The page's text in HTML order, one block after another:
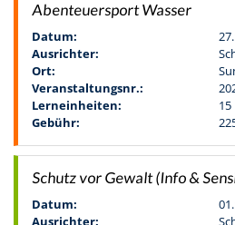
Abenteuersport Wasser
Datum:
Ausrichter:
Ort:
Veranstaltungsnr.:
Lerneinheiten:
15
Gebühr:
Schutz vor Gewalt (Info &
Datum: